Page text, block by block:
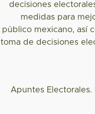
decisiones
medidas para
público mexicano, así
toma de decisiones
Apuntes